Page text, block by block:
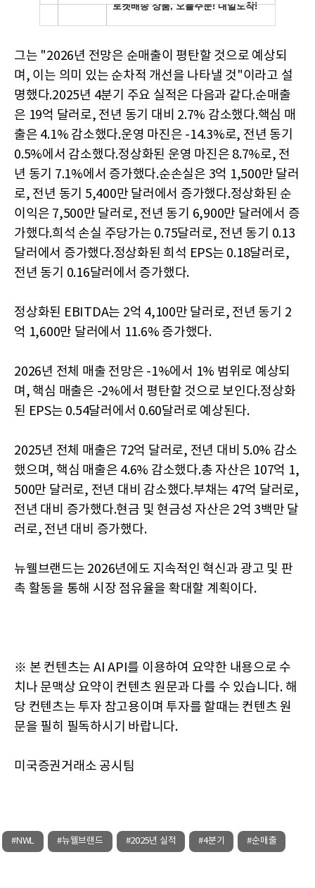
그는 "2026년 전망은 순매출이 평탄할 것으로 예상되
며, 이는 의미 있는 순차적 개선을 나타낼 것"이라고 설
명했다.2025년 4분기 주요 실적은 다음과 같다.순매출
은 19억 달러로, 전년 동기 대비 2.7% 감소했다.핵심 매
출은 4.1% 감소했다.운영 마진은 -14.3%로, 전년 동기
0.5%에서 감소했다.정상화된 운영 마진은 8.7%로, 전
년 동기 7.1%에서 증가했다.순손실은 3억 1,500만 달러
로, 전년 동기 5,400만 달러에서 증가했다.정상화된 순
이익은 7,500만 달러로, 전년 동기 6,900만 달러에서 증
가했다.희석 손실 주당가는 0.75달러로, 전년 동기 0.13
달러에서 증가했다.정상화된 희석 EPS는 0.18달러로,
전년 동기 0.16달러에서 증가했다.
정상화된 EBITDA는 2억 4,100만 달러로, 전년 동기 2
억 1,600만 달러에서 11.6% 증가했다.
2026년 전체 매출 전망은 -1%에서 1% 범위로 예상되
며, 핵심 매출은 -2%에서 평탄할 것으로 보인다.정상화
된 EPS는 0.54달러에서 0.60달러로 예상된다.
2025년 전체 매출은 72억 달러로, 전년 대비 5.0% 감소
했으며, 핵심 매출은 4.6% 감소했다.총 자산은 107억 1,
500만 달러로, 전년 대비 감소했다.부채는 47억 달러로,
전년 대비 증가했다.현금 및 현금성 자산은 2억 3백만 달
러로, 전년 대비 증가했다.
뉴웰브랜드는 2026년에도 지속적인 혁신과 광고 및 판
촉 활동을 통해 시장 점유율을 확대할 계획이다.
※ 본 컨텐츠는 AI API를 이용하여 요약한 내용으로 수
치나 문맥상 요약이 컨텐츠 원문과 다를 수 있습니다. 해
당 컨텐츠는 투자 참고용이며 투자를 할때는 컨텐츠 원
문을 필히 필독하시기 바랍니다.
미국증권거래소 공시팀
#NWL #뉴웰브랜드 #2025년 실적 #4분기 #순매출